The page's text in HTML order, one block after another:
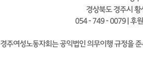
경상북도 경주시
054 - 749 - 0079 | 후
경주여성노동자회는 공익법인 의무이행 규정을